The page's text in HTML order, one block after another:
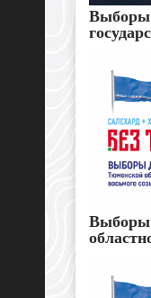
Выборы
Выборы